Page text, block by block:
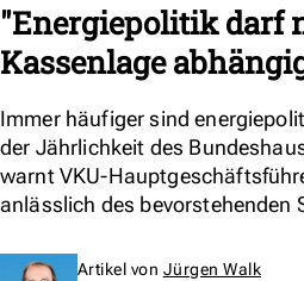
"Energiepolitik darf
Kassenlage
Immer häufiger sind
der Jährlichkeit des
warnt VKU-
anlässlich des bevorstehenden
Artikel von Jürgen Walk